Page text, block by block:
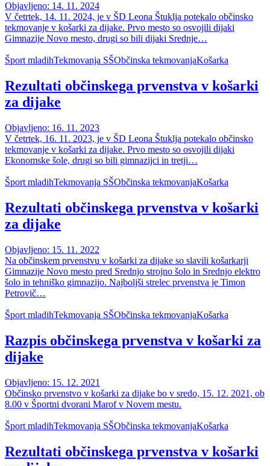
Objavljeno: 14. 11. 2024
V četrtek, 14. 11. 2024, je v ŠD Leona Štuklja potekalo občinsko
tekmovanje v košarki za dijake. Prvo mesto so osvojili dijaki
Gimnazije Novo mesto, drugi so bili dijaki Srednje…
Šport mladihTekmovanja SŠObčinska tekmovanjaKošarka
Rezultati občinskega prvenstva v košarki
za dijake
Objavljeno: 16. 11. 2023
V četrtek, 16. 11. 2023, je v ŠD Leona Štuklja potekalo občinsko
tekmovanje v košarki za dijake. Prvo mesto so osvojili dijaki
Ekonomske šole, drugi so bili gimnazijci in tretji…
Šport mladihTekmovanja SŠObčinska tekmovanjaKošarka
Rezultati občinskega prvenstva v košarki
za dijake
Objavljeno: 15. 11. 2022
Na občinskem prvenstvu v košarki za dijake so slavili košarkarji
Gimnazije Novo mesto pred Srednjo strojno šolo in Srednjo elektro
šolo in tehniško gimnazijo. Najboljši strelec prvenstva je Timon
Petrovič…
Šport mladihTekmovanja SŠObčinska tekmovanjaKošarka
Razpis občinskega prvenstva v košarki za
dijake
Objavljeno: 15. 12. 2021
Občinsko prvenstvo v košarki za dijake bo v sredo, 15. 12. 2021, ob
8.00 v Športni dvorani Marof v Novem mestu.
Šport mladihTekmovanja SŠObčinska tekmovanjaKošarka
Rezultati občinskega prvenstva v košarki